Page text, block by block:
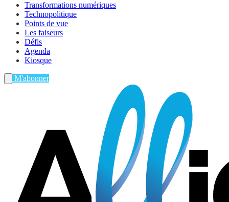
Transformations numériques
Technopolitique
Points de vue
Les faiseurs
Défis
Agenda
Kiosque
M'abonner